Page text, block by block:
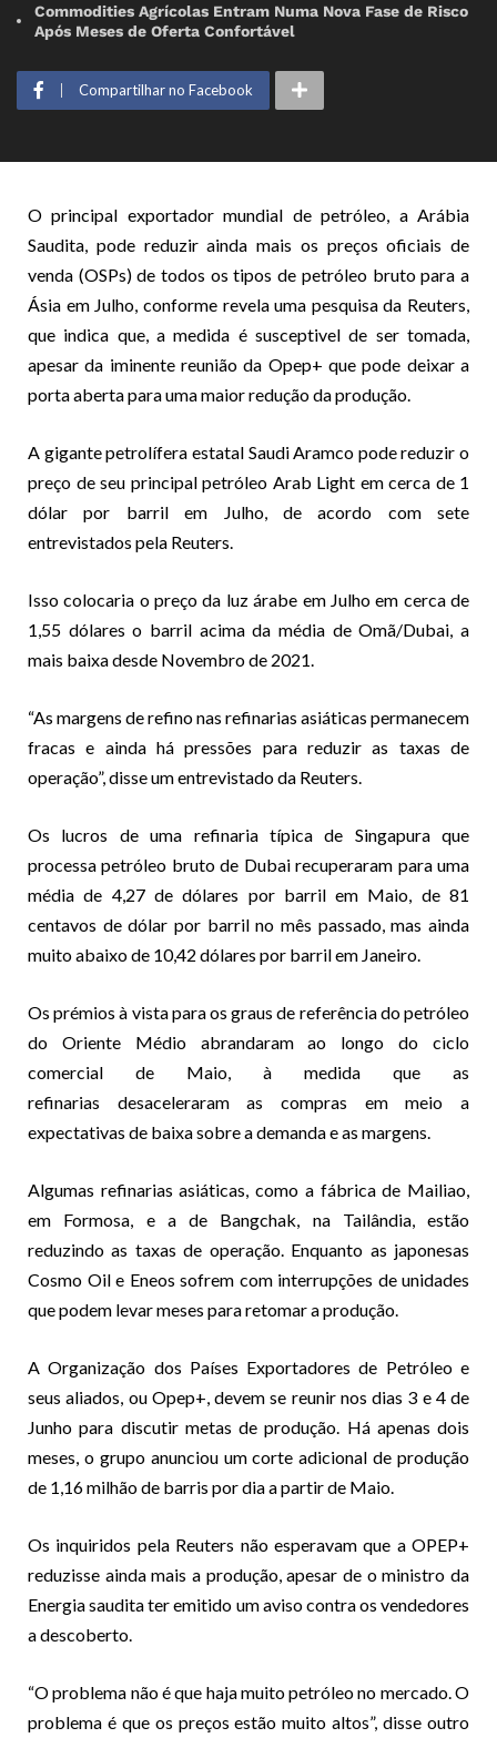
Commodities Agrícolas Entram Numa Nova Fase de Risco
Após Meses de Oferta Confortável
Compartilhar no Facebook
O principal exportador mundial de petróleo, a Arábia
Saudita, pode reduzir ainda mais os preços oficiais de
venda (OSPs) de todos os tipos de petróleo bruto para a
Ásia em Julho, conforme revela uma pesquisa da Reuters,
que indica que, a medida é susceptivel de ser tomada,
apesar da iminente reunião da Opep+ que pode deixar a
porta aberta para uma maior redução da produção.
A gigante petrolífera estatal Saudi Aramco pode reduzir o
preço de seu principal petróleo Arab Light em cerca de 1
dólar por barril em Julho, de acordo com sete
entrevistados pela Reuters.
Isso colocaria o preço da luz árabe em Julho em cerca de
1,55 dólares o barril acima da média de Omã/Dubai, a
mais baixa desde Novembro de 2021.
“As margens de refino nas refinarias asiáticas permanecem
fracas e ainda há pressões para reduzir as taxas de
operação”, disse um entrevistado da Reuters.
Os lucros de uma refinaria típica de Singapura que
processa petróleo bruto de Dubai recuperaram para uma
média de 4,27 de dólares por barril em Maio, de 81
centavos de dólar por barril no mês passado, mas ainda
muito abaixo de 10,42 dólares por barril em Janeiro.
Os prémios à vista para os graus de referência do petróleo
do Oriente Médio abrandaram ao longo do ciclo
comercial de Maio, à medida que as
refinarias desaceleraram as compras em meio a
expectativas de baixa sobre a demanda e as margens.
Algumas refinarias asiáticas, como a fábrica de Mailiao,
em Formosa, e a de Bangchak, na Tailândia, estão
reduzindo as taxas de operação. Enquanto as japonesas
Cosmo Oil e Eneos sofrem com interrupções de unidades
que podem levar meses para retomar a produção.
A Organização dos Países Exportadores de Petróleo e
seus aliados, ou Opep+, devem se reunir nos dias 3 e 4 de
Junho para discutir metas de produção. Há apenas dois
meses, o grupo anunciou um corte adicional de produção
de 1,16 milhão de barris por dia a partir de Maio.
Os inquiridos pela Reuters não esperavam que a OPEP+
reduzisse ainda mais a produção, apesar de o ministro da
Energia saudita ter emitido um aviso contra os vendedores
a descoberto.
“O problema não é que haja muito petróleo no mercado. O
problema é que os preços estão muito altos”, disse outro